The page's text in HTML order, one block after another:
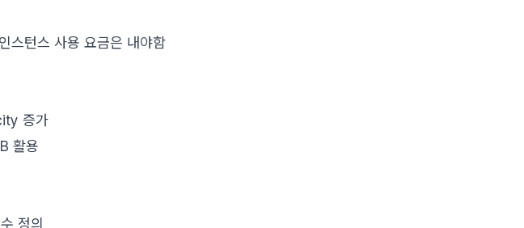
스턴스 사용 요금은 내야함
증가
활용
정의